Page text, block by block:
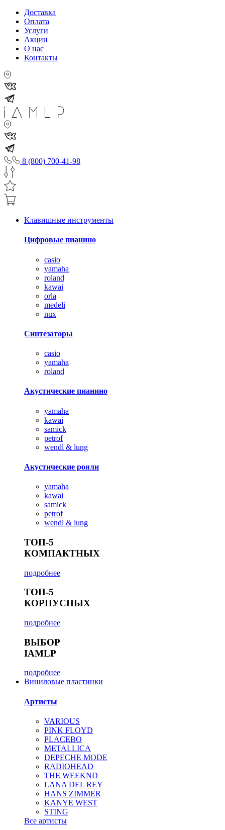
Доставка
Оплата
Услуги
Акции
О нас
Контакты
8 (800) 700-41-98
Клавишные инструменты
Цифровые пианино
casio
yamaha
roland
kawai
orla
medeli
nux
Синтезаторы
casio
yamaha
roland
Акустические пианино
yamaha
kawai
samick
petrof
wendl & lung
Акустические рояли
yamaha
kawai
samick
petrof
wendl & lung
ТОП-5
КОМПАКТНЫХ
подробнее
ТОП-5
КОРПУСНЫХ
подробнее
ВЫБОР
IAMLP
подробнее
Виниловые пластинки
Артисты
VARIOUS
PINK FLOYD
PLACEBO
METALLICA
DEPECHE MODE
RADIOHEAD
THE WEEKND
LANA DEL REY
HANS ZIMMER
KANYE WEST
STING
Все артисты